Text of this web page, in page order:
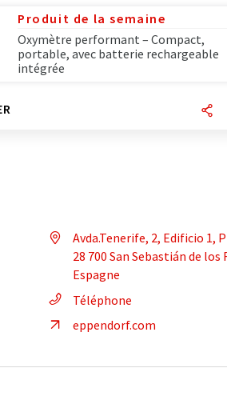
Produit de la semaine
Oxymètre performant – Compact,
portable, avec batterie rechargeable
intégrée
Avda.Tenerife, 2, Edificio 1,
28 700 San Sebastián de los
Espagne
Téléphone
eppendorf.com